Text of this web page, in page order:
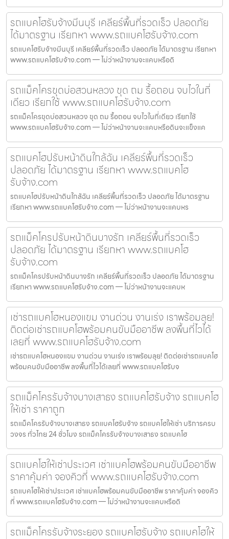
รถแบคโฮรับจ้างมีนบุรี เคลียร์พื้นที่รวดเร็ว ปลอดภัย
ได้มาตรฐาน เรียกหา www.รถแบคโฮรับจ้าง.com
รถแบคโฮรับจ้างมีนบุรี เคลียร์พื้นที่รวดเร็ว ปลอดภัย ได้มาตรฐาน เรียกหา
www.รถแบคโฮรับจ้าง.com — ไม่ว่าหน้างานจะแคบหรือดิ
รถแม็คโครขุดบ่อสวนหลวง ขุด ถม รื้อถอน จบไวในที่
เดียว เรียกใช้ www.รถแบคโฮรับจ้าง.com
รถแม็คโครขุดบ่อสวนหลวง ขุด ถม รื้อถอน จบไวในที่เดียว เรียกใช้
www.รถแบคโฮรับจ้าง.com — ไม่ว่าหน้างานจะแคบหรือดินจะแข็งแค
รถแบคโฮปรับหน้าดินใกล้ฉัน เคลียร์พื้นที่รวดเร็ว
ปลอดภัย ได้มาตรฐาน เรียกหา www.รถแบคโฮ
รับจ้าง.com
รถแบคโฮปรับหน้าดินใกล้ฉัน เคลียร์พื้นที่รวดเร็ว ปลอดภัย ได้มาตรฐาน
เรียกหา www.รถแบคโฮรับจ้าง.com — ไม่ว่าหน้างานจะแคบหร
รถแม็คโครปรับหน้าดินบางรัก เคลียร์พื้นที่รวดเร็ว
ปลอดภัย ได้มาตรฐาน เรียกหา www.รถแบคโฮ
รับจ้าง.com
รถแม็คโครปรับหน้าดินบางรัก เคลียร์พื้นที่รวดเร็ว ปลอดภัย ได้มาตรฐาน
เรียกหา www.รถแบคโฮรับจ้าง.com — ไม่ว่าหน้างานจะแคบห
เช่ารถแบคโฮหนองแขม งานด่วน งานเร่ง เราพร้อมลุย!
ติดต่อเช่ารถแบคโฮพร้อมคนขับมืออาชีพ ลงพื้นที่ไวได้
เลยที่ www.รถแบคโฮรับจ้าง.com
เช่ารถแบคโฮหนองแขม งานด่วน งานเร่ง เราพร้อมลุย! ติดต่อเช่ารถแบคโฮ
พร้อมคนขับมืออาชีพ ลงพื้นที่ไวได้เลยที่ www.รถแบคโฮรับจ
รถแม็คโครรับจ้างบางเสาธง รถแบคโฮรับจ้าง รถแบคโฮ
ให้เช่า ราคาถูก
รถแม็คโครรับจ้างบางเสาธง รถแบคโฮรับจ้าง รถแบคโฮให้เช่า บริการครบ
วงจร ทั่วไทย 24 ชั่วโมง รถแม็คโครรับจ้างบางเสาธง รถแบคโฮ
รถแบคโฮให้เช่าประเวศ เช่าแบคโฮพร้อมคนขับมืออาชีพ
ราคาคุ้มค่า จองคิวที่ www.รถแบคโฮรับจ้าง.com
รถแบคโฮให้เช่าประเวศ เช่าแบคโฮพร้อมคนขับมืออาชีพ ราคาคุ้มค่า จองคิว
ที่ www.รถแบคโฮรับจ้าง.com — ไม่ว่าหน้างานจะแคบหรือดิ
รถแม็คโครรับจ้างระยอง รถแบคโฮรับจ้าง รถแบคโฮให้